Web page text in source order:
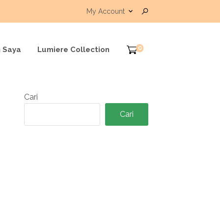
My Account
Saya Lumiere Collection 0
Cari
Cari